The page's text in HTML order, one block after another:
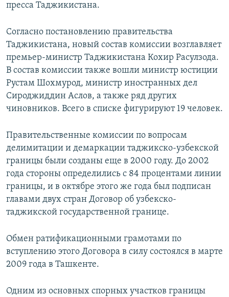
пресса Таджикистана.
Согласно постановлению правительства
Таджикистана, новый состав комиссии возглавляет
премьер-министр Таджикистана Кохир Расулзода.
В состав комиссии также вошли министр юстиции
Рустам Шохмурод, министр иностранных дел
Сироджиддин Аслов, а также ряд других
чиновников. Всего в списке фигурируют 19 человек.
Правительственные комиссии по вопросам
делимитации и демаркации таджикско-узбекской
границы были созданы еще в 2000 году. До 2002
года стороны определились с 84 процентами линии
границы, и в октябре этого же года был подписан
главами двух стран Договор об узбекско-
таджикской государственной границе.
Обмен ратификационными грамотами по
вступлению этого Договора в силу состоялся в марте
2009 года в Ташкенте.
Одним из основных спорных участков границы